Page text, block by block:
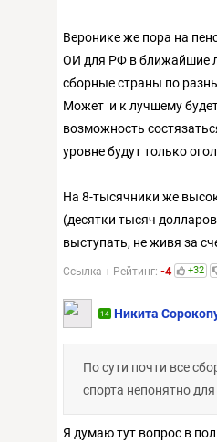
Веронике же пора на
ОИ для РФ в ближайшие
сборные страны по
Может и к лучшему
возможность
уровне будут только
На 8-тысячники же
(десятки тысяч
выступать, не живя за
Ссылка Рейтинг: -4 +32
14 Никита
По сути почти все
спорта непонятно
Я думаю тут вопрос в